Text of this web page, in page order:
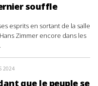
souffle
esprits en sortant de la salle
Zimmer encore dans les
2024
que le peuple se